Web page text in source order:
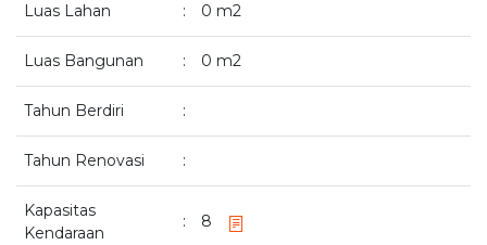
Luas Lahan : 0 m2
Luas Bangunan : 0 m2
Tahun Berdiri :
Tahun Renovasi :
Kapasitas
Kendaraan
: 8